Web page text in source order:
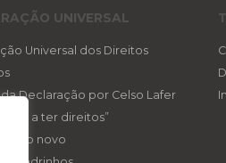
UNIVERSAL
Universal dos Direitos
Declaração por Celso Lafer
a ter direitos”
novo